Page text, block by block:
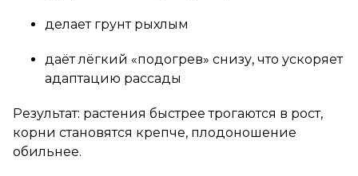
делает грунт рыхлым
даёт лёгкий «подогрев» снизу, что ускоряет
адаптацию рассады
Результат: растения быстрее трогаются в рост,
корни становятся крепче, плодоношение
обильнее.